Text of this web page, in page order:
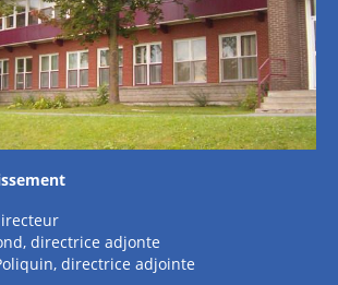
directrice adjonte
directrice adjointe